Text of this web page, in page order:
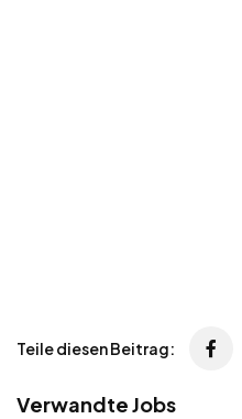
Teile diesen Beitrag:
Verwandte Jobs